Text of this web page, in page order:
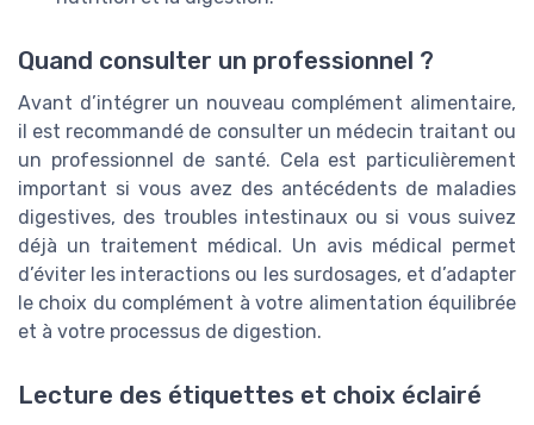
Quand consulter un professionnel ?
Avant d’intégrer un nouveau complément alimentaire,
il est recommandé de consulter un médecin traitant ou
un professionnel de santé. Cela est particulièrement
important si vous avez des antécédents de maladies
digestives, des troubles intestinaux ou si vous suivez
déjà un traitement médical. Un avis médical permet
d’éviter les interactions ou les surdosages, et d’adapter
le choix du complément à votre alimentation équilibrée
et à votre processus de digestion.
Lecture des étiquettes et choix éclairé